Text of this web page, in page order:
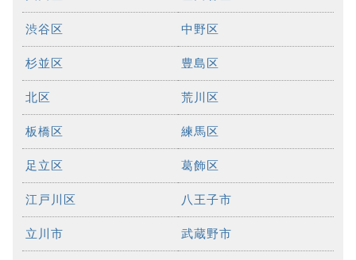
渋谷区 中野区
杉並区 豊島区
北区 荒川区
板橋区 練馬区
足立区 葛飾区
江戸川区 八王子市
立川市 武蔵野市